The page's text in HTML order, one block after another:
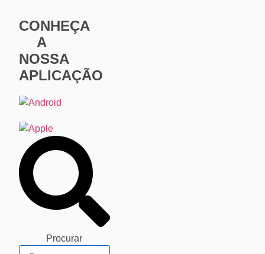
CONHEÇA
A
NOSSA
APLICAÇÃO
Procurar